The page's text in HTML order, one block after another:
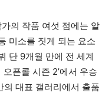
의 작품 여섯 점에는 알
미소를 짓게 되는 요소
단 9개월 만에 전 세계
픈콜 시즌 2’에서 우승
대표 갤러리에서 출품